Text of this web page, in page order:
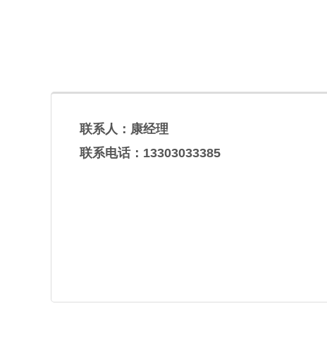
联系人：康经理
联系电话：13303033385